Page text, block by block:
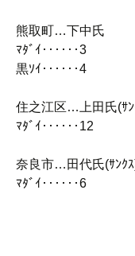
熊取町…下中氏
ﾏﾀﾞｲ‥‥‥3
黒ｿｲ‥‥‥4
住之江区…上田氏(ｻﾝ
ﾏﾀﾞｲ‥‥‥12
奈良市…田代氏(ｻﾝｸ
ﾏﾀﾞｲ‥‥‥6